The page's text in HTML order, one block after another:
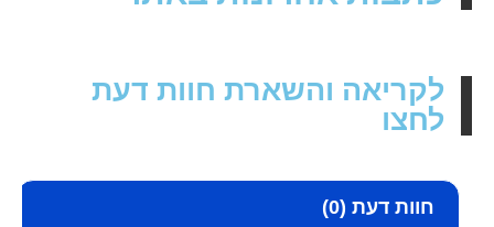
לקריאה והשארת חוות דעת
לחצו
חוות דעת (0)